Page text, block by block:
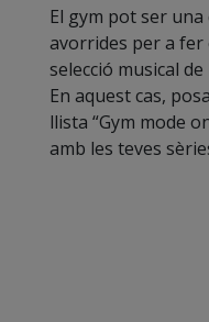
El gym pot ser
avorrides per a fer
selecció musical
En aquest cas,
llista “Gym mode
amb les teves